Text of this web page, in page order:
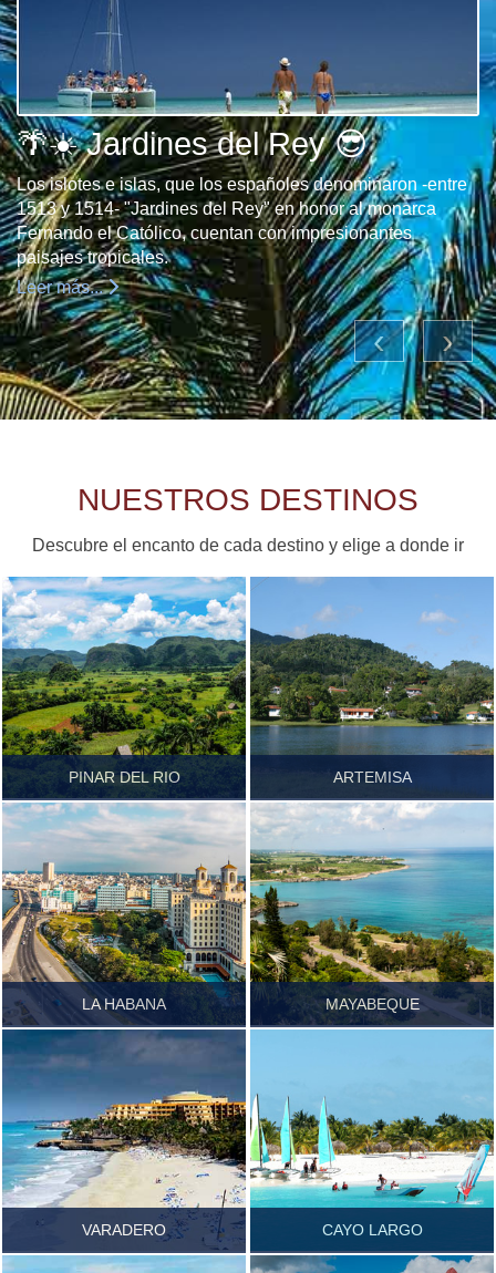
CULTURA NATURALEZA
🌴☀️ Jardines del Rey 😎
Los islotes e islas, que los españoles denominaron -entre
1513 y 1514- "Jardines del Rey" en honor al monarca
Fernando el Católico, cuentan con impresionantes
paisajes tropicales.
Leer más...
‹ ›
NUESTROS DESTINOS
Descubre el encanto de cada destino y elige a donde ir
PINAR DEL RIO
Ver más...
ARTEMISA
Ver más...
LA HABANA
Ver más...
MAYABEQUE
VARADERO
MATANZAS
CAYO LARGO
ISLA DE LA JUVENTUD